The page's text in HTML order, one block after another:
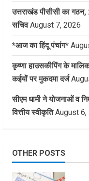
उत्तराखंड पीसीसी का
सचिव August 7, 2026
*आज का हिंदू पंचांग*
कृष्णा हाउसकीपिंग के
कईयों पर मुकदमा दर्ज
सीएम धामी ने योजनाओं व
वित्तीय स्वीकृति August 6,
OTHER POSTS